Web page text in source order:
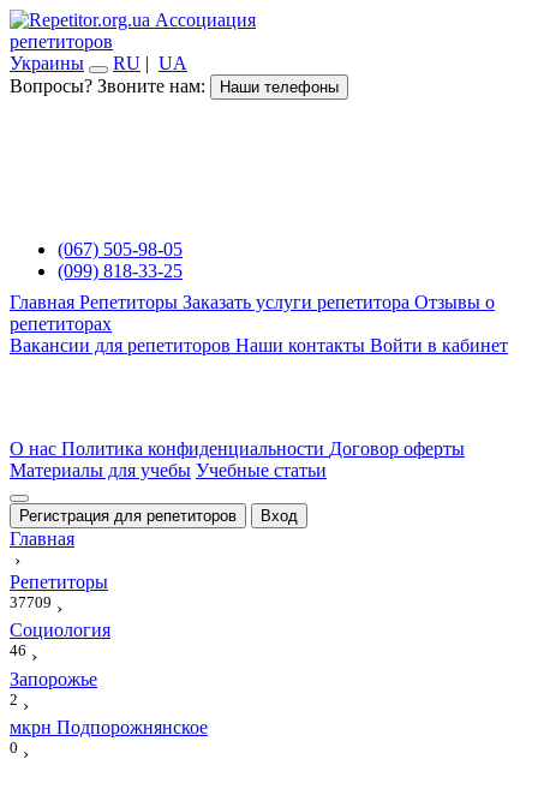
Ассоциация
репетиторов
Украины
RU | UA
Вопросы? Звоните нам:
Наши телефоны
(067) 505-98-05
(099) 818-33-25
Главная Репетиторы Заказать услуги репетитора Отзывы о
репетиторах
Вакансии для репетиторов Наши контакты Войти в кабинет
О нас Политика конфиденциальности Договор оферты
Материалы для учебы Учебные статьи
Регистрация для репетиторов Вход
Главная
›
Репетиторы
37709 ›
Социология
46 ›
Запорожье
2 ›
мкрн Подпорожнянское
0 ›